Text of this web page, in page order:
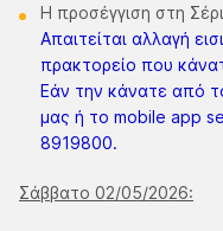
Η προσέγγιση στη
Απαιτείται αλλαγή
πρακτορείο που
Εάν την κάνατε από
μας ή το mobile app
8919800.
Σάββατο 02/05/2026: